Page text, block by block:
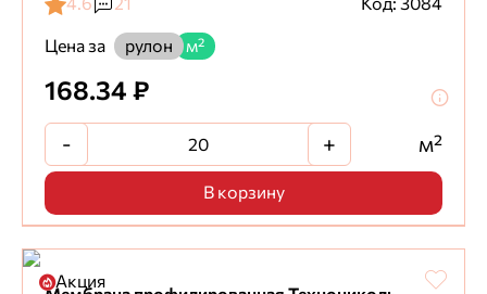
Цена за
рулон м²
168.34 ₽
- + м²
В корзину
Акция